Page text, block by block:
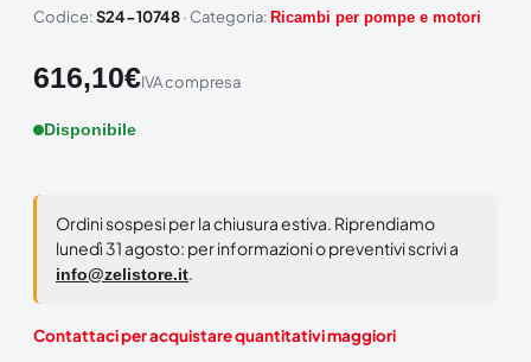
Codice:S24-10748· Categoria: Ricambi per pompe e motori
616,10€IVA compresa
Disponibile
Ordini sospesi per la chiusura estiva. Riprendiamo
lunedì 31 agosto: per informazioni o preventivi scrivi a
info@zelistore.it.
Contattaci per acquistare quantitativi maggiori